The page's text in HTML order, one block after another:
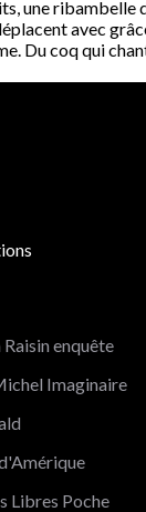
une ribambelle
avec
Du coq qui
enquête
Imaginaire
Libres Poche